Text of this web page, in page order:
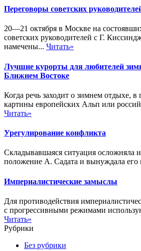
Переговоры советских
20—21 октября в Москве на
советских руководителей с Г.
намечены... Читать»
Лучшие курорты для любителей
Ближнем Востоке
Когда речь заходит о зимнем отдыхе,
картины европейских Альп или
Читать»
Урегулирование конфликта
Складывавшаяся ситуация осложняла
положение А. Садата и вынуждала его
Империалистические замыслы
Для противодействия
с прогрессивными режимами
Читать»
Рубрики
Без рубрики